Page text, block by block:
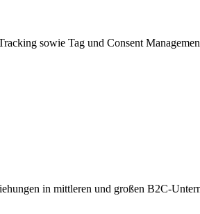
sowie Tag und Consent
in mittleren und großen B2C-